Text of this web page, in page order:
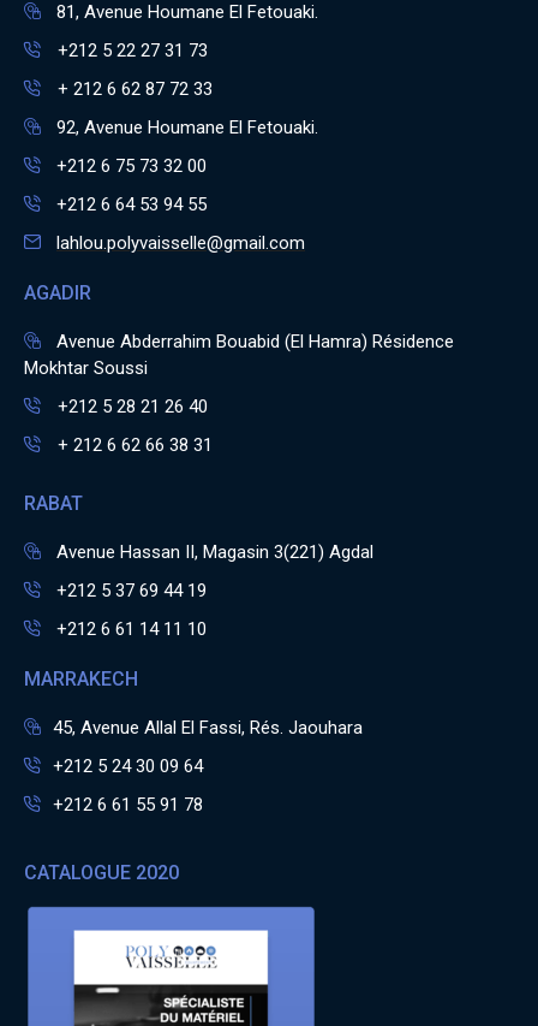
81, Avenue Houmane El Fetouaki.
+212 5 22 27 31 73
+ 212 6 62 87 72 33
92, Avenue Houmane El Fetouaki.
+212 6 75 73 32 00
+212 6 64 53 94 55
lahlou.polyvaisselle@gmail.com
AGADIR
Avenue Abderrahim Bouabid (El Hamra) Résidence
Mokhtar Soussi
+212 5 28 21 26 40
+ 212 6 62 66 38 31
RABAT
Avenue Hassan II, Magasin 3(221) Agdal
+212 5 37 69 44 19
+212 6 61 14 11 10
MARRAKECH
45, Avenue Allal El Fassi, Rés. Jaouhara
+212 5 24 30 09 64
+212 6 61 55 91 78
CATALOGUE 2020